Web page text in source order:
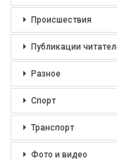
Происшествия
Публикации
Разное
Спорт
Транспорт
Фото и видео